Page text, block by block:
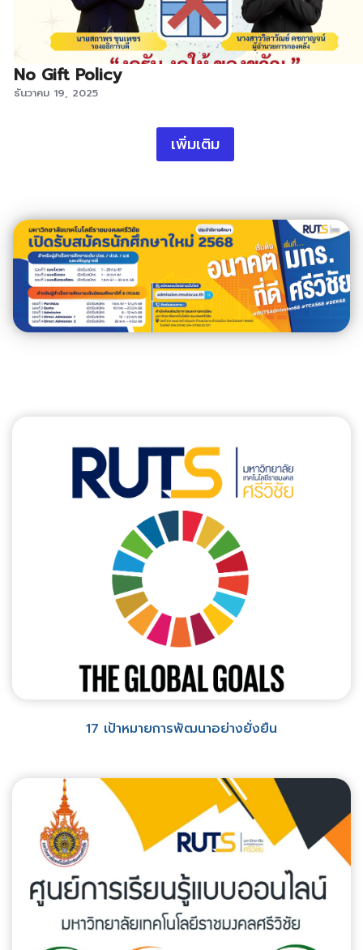
No Gift Policy
ธันวาคม 19, 2025
เพิ่มเติม
17 เป้าหมายการพัฒนาอย่างยั่งยืน